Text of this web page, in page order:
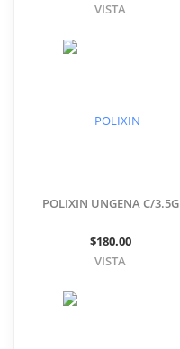
VISTA
POLIXIN UNGENA C/3.5G
$180.00
VISTA